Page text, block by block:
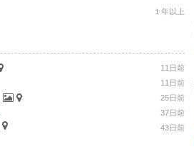
１年以上
11日前
11日前
25日前
37日前
43日前